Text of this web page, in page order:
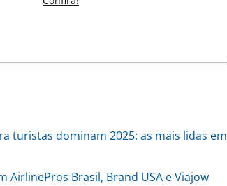
turistas dominam 2025: as mais lidas em
Brasil, Brand USA e Viajow